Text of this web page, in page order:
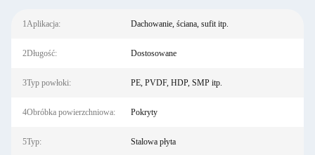
1Aplikacja: Dachowanie, ściana, sufit itp.
2Długość: Dostosowane
3Typ powłoki: PE, PVDF, HDP, SMP itp.
4Obróbka powierzchniowa: Pokryty
5Typ: Stalowa płyta